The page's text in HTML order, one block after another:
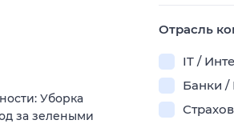
Уборка
за зелеными
Отрасль
IT /
Банки /